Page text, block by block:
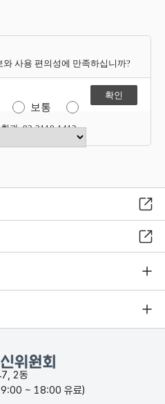
사용 편의성에 만족하십니까?
보통
과 02-2110-1412
2동
~ 18:00 유료)